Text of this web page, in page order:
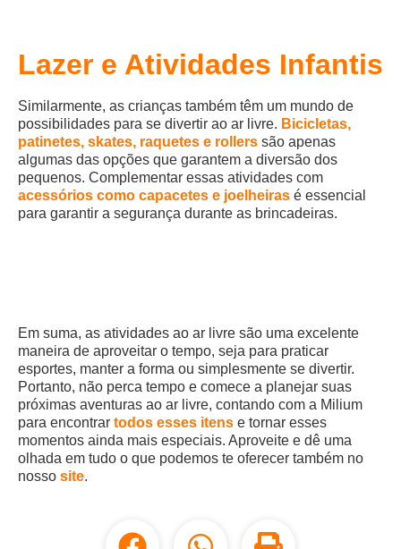
Lazer e Atividades Infantis
Similarmente, as crianças também têm um mundo de
possibilidades para se divertir ao ar livre. Bicicletas,
patinetes, skates, raquetes e rollers são apenas
algumas das opções que garantem a diversão dos
pequenos. Complementar essas atividades com
acessórios como capacetes e joelheiras é essencial
para garantir a segurança durante as brincadeiras.
Em suma, as atividades ao ar livre são uma excelente
maneira de aproveitar o tempo, seja para praticar
esportes, manter a forma ou simplesmente se divertir.
Portanto, não perca tempo e comece a planejar suas
próximas aventuras ao ar livre, contando com a Milium
para encontrar todos esses itens e tornar esses
momentos ainda mais especiais. Aproveite e dê uma
olhada em tudo o que podemos te oferecer também no
nosso site.